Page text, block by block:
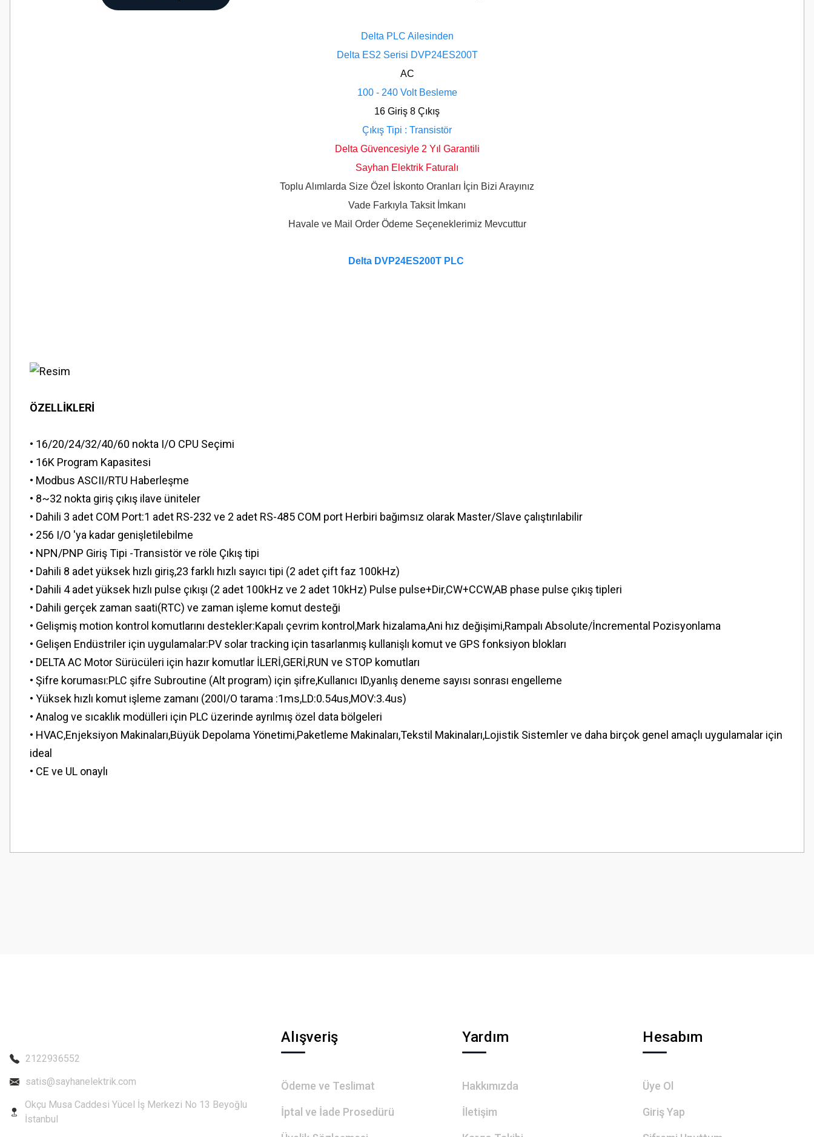
Delta PLC Ailesinden
Delta ES2 Serisi DVP24ES200T
AC
100 - 240 Volt Besleme
16 Giriş 8 Çıkış
Çıkış Tipi : Transistör
Delta Güvencesiyle 2 Yıl Garantili
Sayhan Elektrik Faturalı
Toplu Alımlarda Size Özel İskonto Oranları İçin Bizi Arayınız
Vade Farkıyla Taksit İmkanı
Havale ve Mail Order Ödeme Seçeneklerimiz Mevcuttur
Delta DVP24ES200T PLC
ÖZELLİKLERİ
• 16/20/24/32/40/60 nokta I/O CPU Seçimi
• 16K Program Kapasitesi
• Modbus ASCII/RTU Haberleşme
• 8~32 nokta giriş çıkış ilave üniteler
• Dahili 3 adet COM Port:1 adet RS-232 ve 2 adet RS-485 COM port Herbiri bağımsız olarak Master/Slave çalıştırılabilir
• 256 I/O 'ya kadar genişletilebilme
• NPN/PNP Giriş Tipi -Transistör ve röle Çıkış tipi
• Dahili 8 adet yüksek hızlı giriş,23 farklı hızlı sayıcı tipi (2 adet çift faz 100kHz)
• Dahili 4 adet yüksek hızlı pulse çıkışı (2 adet 100kHz ve 2 adet 10kHz) Pulse pulse+Dir,CW+CCW,AB phase pulse çıkış tipleri
• Dahili gerçek zaman saati(RTC) ve zaman işleme komut desteği
• Gelişmiş motion kontrol komutlarını destekler:Kapalı çevrim kontrol,Mark hizalama,Ani hız değişimi,Rampalı Absolute/İncremental Pozisyonlama
• Gelişen Endüstriler için uygulamalar:PV solar tracking için tasarlanmış kullanişlı komut ve GPS fonksiyon blokları
• DELTA AC Motor Sürücüleri için hazır komutlar İLERİ,GERİ,RUN ve STOP komutları
• Şifre koruması:PLC şifre Subroutine (Alt program) için şifre,Kullanıcı ID,yanlış deneme sayısı sonrası engelleme
• Yüksek hızlı komut işleme zamanı (200I/O tarama :1ms,LD:0.54us,MOV:3.4us)
• Analog ve sıcaklık modülleri için PLC üzerinde ayrılmış özel data bölgeleri
• HVAC,Enjeksiyon Makinaları,Büyük Depolama Yönetimi,Paketleme Makinaları,Tekstil Makinaları,Lojistik Sistemler ve daha birçok genel amaçlı uygulamalar için
ideal
• CE ve UL onaylı
Görüş ve önerileriniz için teşekkür ederiz.
2122936552
satis@sayhanelektrik.com
Okçu Musa Caddesi Yücel İş Merkezi No 13 Beyoğlu
İstanbul
Alışveriş
Ödeme ve Teslimat
İptal ve İade Prosedürü
Yardım
Hakkımızda
İletişim
Hesabım
Üye Ol
Giriş Yap